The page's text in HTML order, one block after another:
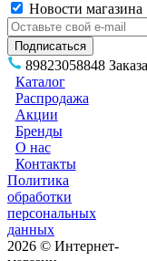
Новости магазина
89823058848
Каталог
Распродажа
Акции
Бренды
О нас
Контакты
Политика
обработки
персональных
данных
2026 © Интернет-